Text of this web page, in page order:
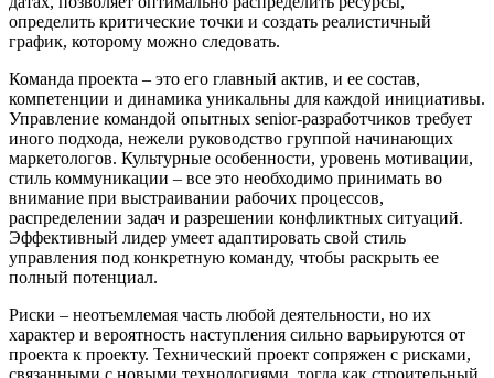
определить критические точки и создать реалистичный
график, которому можно следовать.
Команда проекта – это его главный актив, и ее состав,
компетенции и динамика уникальны для каждой инициативы.
Управление командой опытных senior-разработчиков требует
иного подхода, нежели руководство группой начинающих
маркетологов. Культурные особенности, уровень мотивации,
стиль коммуникации – все это необходимо принимать во
внимание при выстраивании рабочих процессов,
распределении задач и разрешении конфликтных ситуаций.
Эффективный лидер умеет адаптировать свой стиль
управления под конкретную команду, чтобы раскрыть ее
полный потенциал.
Риски – неотъемлемая часть любой деятельности, но их
характер и вероятность наступления сильно варьируются от
проекта к проекту. Технический проект сопряжен с рисками,
связанными с новыми технологиями, тогда как строительный